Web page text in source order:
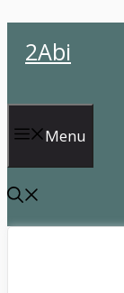
atla2Abi
Menu